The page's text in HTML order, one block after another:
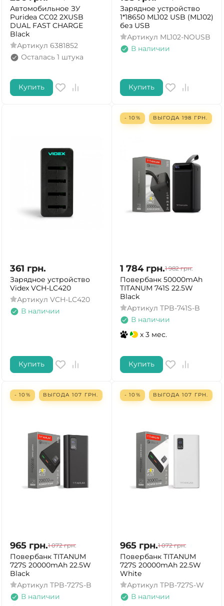
Автомобильное ЗУ
Puridea CC02 2XUSB
DUAL FAST CHARGE
Black
Артикул 6381852
Осталась 1 штука
Купить
Зарядное устройство
1*18650 ML102 USB (ML102)
без USB
Артикул ML102-NOUSB
В наличии
Купить
361 грн.
Зарядное устройство
Videx VCH-LC420
Артикул VCH-LC420
В наличии
Купить
- 10% ВЫГОДА 198 ГРН.
1 784 грн.1 982 грн.
Повербанк 50000mAh
TITANUM 741S 22.5W
Black
Артикул TPB-741S-B
В наличии
x 3 мес.
Купить
- 10% ВЫГОДА 107 ГРН.
965 грн.1 072 грн.
Повербанк TITANUM
727S 20000mAh 22.5W
Black
Артикул TPB-727S-B
В наличии
- 10% ВЫГОДА 107 ГРН.
965 грн.1 072 грн.
Повербанк TITANUM
727S 20000mAh 22.5W
White
Артикул TPB-727S-W
В наличии
НЕТ